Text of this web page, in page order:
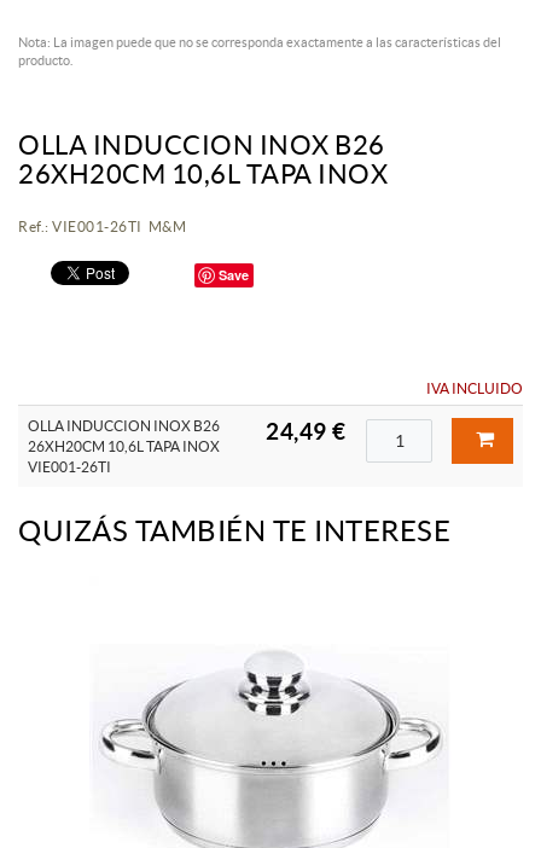
Nota: La imagen puede que no se corresponda exactamente a las características del
producto.
OLLA INDUCCION INOX B26
26XH20CM 10,6L TAPA INOX
Ref.: VIE001-26TI M&M
Save
IVA INCLUIDO
OLLA INDUCCION INOX B26
26XH20CM 10,6L TAPA INOX
VIE001-26TI
24,49 €
QUIZÁS TAMBIÉN TE INTERESE